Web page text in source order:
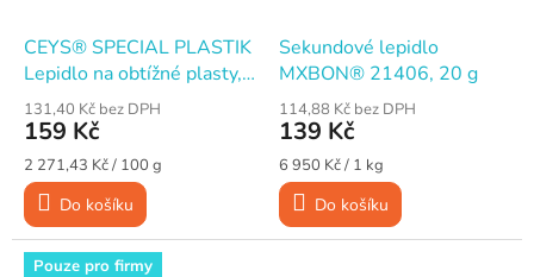
CEYS® SPECIAL PLASTIK
Lepidlo na obtížné plasty,
3 g + 4 ml
131,40 Kč bez DPH
159 Kč
Měrná
cena:
2 271,43 Kč / 100 g
Do košíku
Sekundové lepidlo
MXBON® 21406, 20 g
114,88 Kč bez DPH
139 Kč
Měrná
cena:
6 950 Kč / 1 kg
Do košíku
Pouze pro firmy